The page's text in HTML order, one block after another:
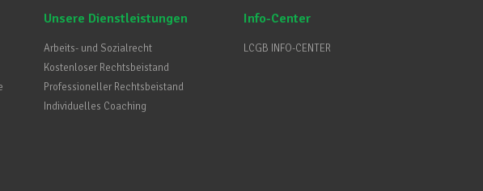
Unsere Dienstleistungen
Arbeits- und Sozialrecht
Kostenloser Rechtsbeistand
Professioneller Rechtsbeistand
Individuelles Coaching
Info-Center
LCGB INFO-CENTER